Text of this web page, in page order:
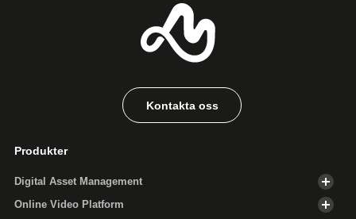
Kontakta oss
Produkter
Digital Asset Management
Online Video Platform